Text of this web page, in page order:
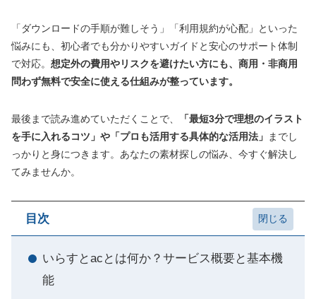
「ダウンロードの手順が難しそう」「利用規約が心配」といった
悩みにも、初心者でも分かりやすいガイドと安心のサポート体制
で対応。 想定外の費用やリスクを避けたい方にも、商用・非商用
問わず無料で安全に使える仕組みが整っています。
最後まで読み進めていただくことで、
「最短3分で理想のイラスト
を手に入れるコツ」や「プロも活用する具体的な活用法」
までし
っかりと身につきます。あなたの素材探しの悩み、今すぐ解決し
てみませんか。
目次
いらすとacとは何か？サービス概要と基本機
能